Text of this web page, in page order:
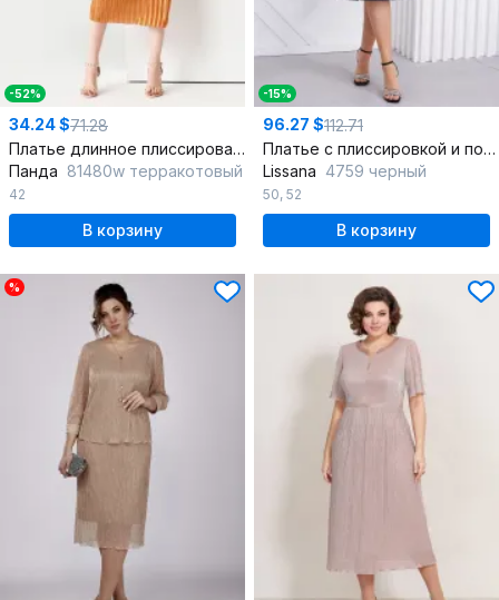
-52%
34.24 $71.28
Платье длинное плиссированное с блестками и бретельками
Панда 81480w терракотовый
42
В корзину
-15%
96.27 $112.71
Платье с плиссировкой и поясом, эффектное и универсальное
Lissana 4759 черный
50, 52
В корзину
%